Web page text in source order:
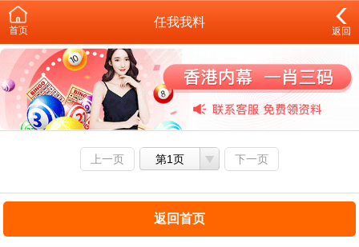
首页
任我我料
返回
上一页 第1页 下一页
返回首页